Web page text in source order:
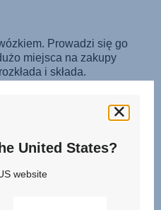
United States?
website